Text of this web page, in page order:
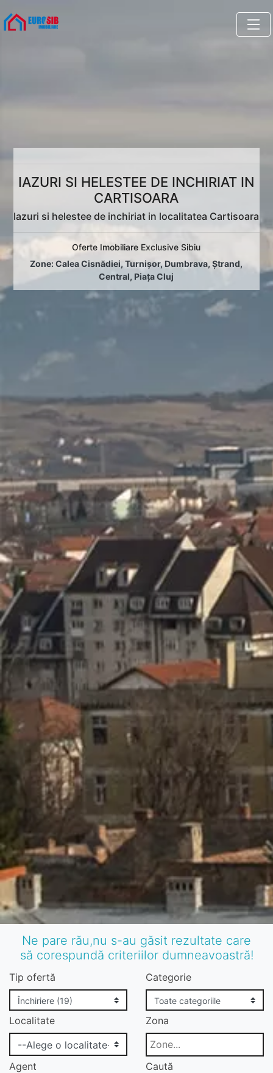
IAZURI SI HELESTEE DE INCHIRIAT IN
CARTISOARA
Iazuri si helestee de inchiriat in localitatea Cartisoara
Oferte Imobiliare Exclusive Sibiu
Zone:Calea Cisnădiei,Turnișor,Dumbrava,Ștrand,
Central, Piața Cluj
Ne pare rău,nu s-au găsit rezultate care
să corespundă criteriilor dumneavoastră!
Tip ofertă Categorie
Localitate Zona
Agent Caută